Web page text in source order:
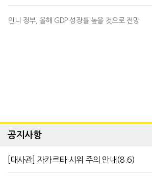
인니 정부, 올해 GDP 성장률 높을 것으로 전망
공지사항
[대사관] 자카르타 시위 주의 안내(8.6)